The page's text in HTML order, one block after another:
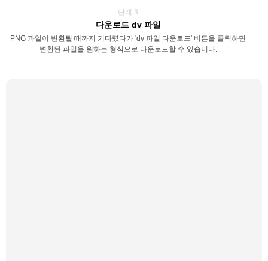
단계 3
다운로드 dv 파일
PNG 파일이 변환될 때까지 기다렸다가 'dv 파일 다운로드' 버튼을 클릭하면
변환된 파일을 원하는 형식으로 다운로드할 수 있습니다.